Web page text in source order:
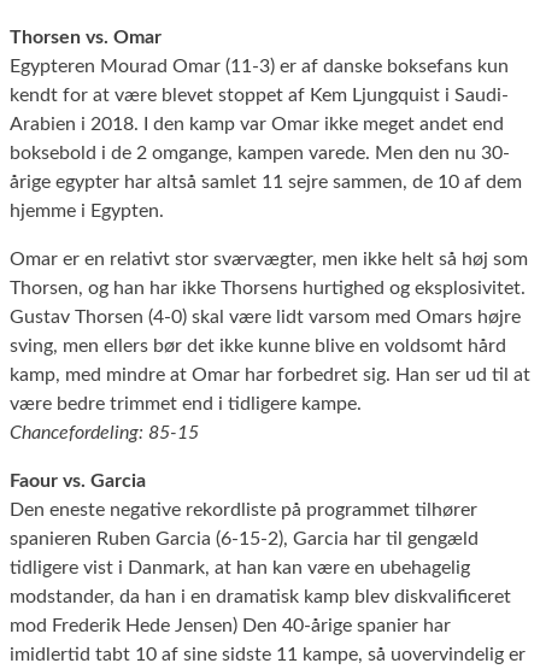
Thorsen vs. Omar
Egypteren Mourad Omar (11-3) er af danske boksefans kun
kendt for at være blevet stoppet af Kem Ljungquist i Saudi-
Arabien i 2018. I den kamp var Omar ikke meget andet end
boksebold i de 2 omgange, kampen varede. Men den nu 30-
årige egypter har altså samlet 11 sejre sammen, de 10 af dem
hjemme i Egypten.
Omar er en relativt stor sværvægter, men ikke helt så høj som
Thorsen, og han har ikke Thorsens hurtighed og eksplosivitet.
Gustav Thorsen (4-0) skal være lidt varsom med Omars højre
sving, men ellers bør det ikke kunne blive en voldsomt hård
kamp, med mindre at Omar har forbedret sig. Han ser ud til at
være bedre trimmet end i tidligere kampe.
Chancefordeling: 85-15
Faour vs. Garcia
Den eneste negative rekordliste på programmet tilhører
spanieren Ruben Garcia (6-15-2), Garcia har til gengæld
tidligere vist i Danmark, at han kan være en ubehagelig
modstander, da han i en dramatisk kamp blev diskvalificeret
mod Frederik Hede Jensen) Den 40-årige spanier har
imidlertid tabt 10 af sine sidste 11 kampe, så uovervindelig er